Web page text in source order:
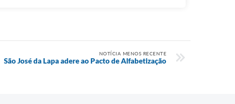
NOTÍCIA MENOS RECENTE
São José da Lapa adere ao Pacto de Alfabetização